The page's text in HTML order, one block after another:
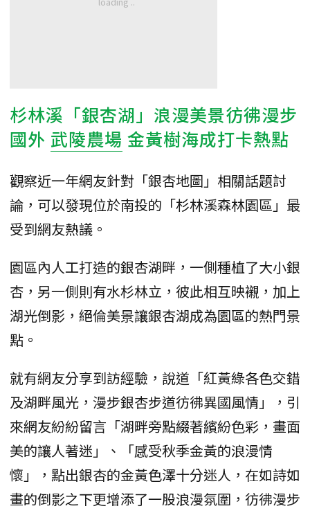
杉林溪「銀杏湖」浪漫美景彷彿漫步
國外 武陵農場 金黃樹海成打卡熱點
觀察近一年網友針對「銀杏地圖」相關話題討
論，可以發現位於南投的「杉林溪森林園區」最
受到網友熱議。
園區內人工打造的銀杏湖畔，一側種植了大小銀
杏，另一側則有水杉林立，彼此相互映襯，加上
湖光倒影，絕倫美景讓銀杏湖成為園區的熱門景
點。
就有網友分享到訪經驗，說道「紅黃綠各色交錯
及湖畔風光，漫步銀杏步道彷彿異國風情」，引
來網友紛紛留言「湖畔旁點綴著繽紛色彩，畫面
美的讓人著迷」、「感受秋季金黃的浪漫情
懷」，點出銀杏的金黃色澤十分迷人，在如詩如
畫的倒影之下更增添了一股浪漫氛圍，彷彿漫步